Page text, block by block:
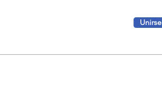
Unirse